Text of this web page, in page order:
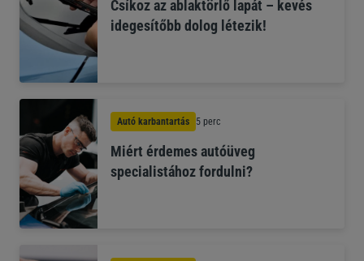
Csíkoz az ablaktörlő lapát – kevés
idegesítőbb dolog létezik!
Autó karbantartás 5 perc
Miért érdemes autóüveg
specialistához fordulni?